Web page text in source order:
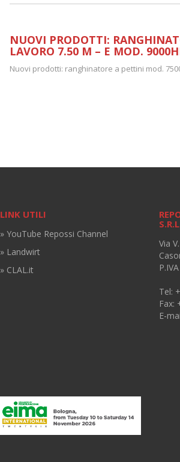
NUOVI PRODOTTI:
LAVORO 7.50 M – E MOD.
Nuovi prodotti: ranghinatore a pettini mod.
LINK UTILI
» YouTube Repossi Channel
» Landwirt
» CLAL.it
Via
Tel:
Fax:
E-